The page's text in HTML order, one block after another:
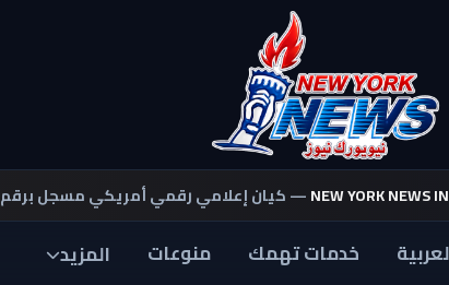
NEW YORK NEWS— كيان إعلامي رقمي أمريكي مسجل برقم
خدمات تهمك منوعات المزيد